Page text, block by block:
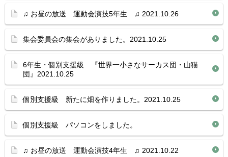
♫ お昼の放送 運動会演技5年生 ♫ 2021.10.26
集会委員会の集会がありました。2021.10.25
6年生・個別支援級 『世界一小さなサーカス団・山猫
団』2021.10.25
個別支援級 新たに畑を作りました。2021.10.25
個別支援級 パソコンをしました。
♫ お昼の放送 運動会演技4年生 ♫ 2021.10.22